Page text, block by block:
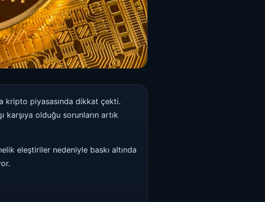
kripto piyasasında dikkat çekti.
karşıya olduğu sorunların artık
eleştiriler nedeniyle baskı altında